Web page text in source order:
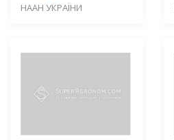
НААН УКРАЇНИ